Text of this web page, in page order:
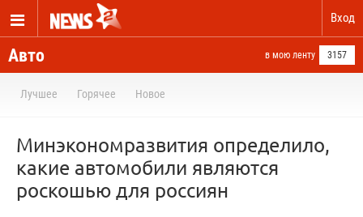
Вход
Авто в мою ленту 3157
Лучшее Горячее Новое
Минэкономразвития определило,
какие автомобили являются
роскошью для россиян